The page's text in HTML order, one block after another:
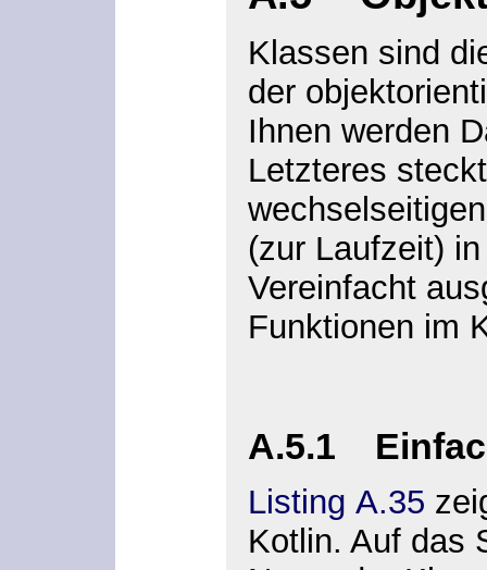
Klassen sind
der
Ihnen werden
Letzteres
(zur Laufzeit)
Vereinfacht
Funktionen im
A.5.1
Listing A.35
Kotlin. Auf das